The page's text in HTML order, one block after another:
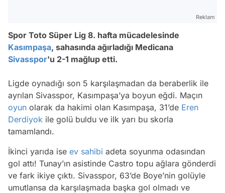
Reklam
Spor Toto Süper Lig 8. hafta mücadelesinde
Kasımpaşa, sahasında ağırladığı Medicana
Sivasspor'u 2-1 mağlup etti.
Ligde oynadığı son 5 karşılaşmadan da beraberlik ile
ayrılan Sivasspor, Kasımpaşa’ya boyun eğdi. Maçın
oyun olarak da hakimi olan Kasımpaşa, 31’de Eren
Derdiyok ile golü buldu ve ilk yarı bu skorla
tamamlandı.
İkinci yarıda ise ev sahibi adeta soyunma odasından
gol attı! Tunay’ın asistinde Castro topu ağlara gönderdi
ve fark ikiye çıktı. Sivasspor, 63’de Boye’nin golüyle
umutlansa da karşılaşmada başka gol olmadı ve